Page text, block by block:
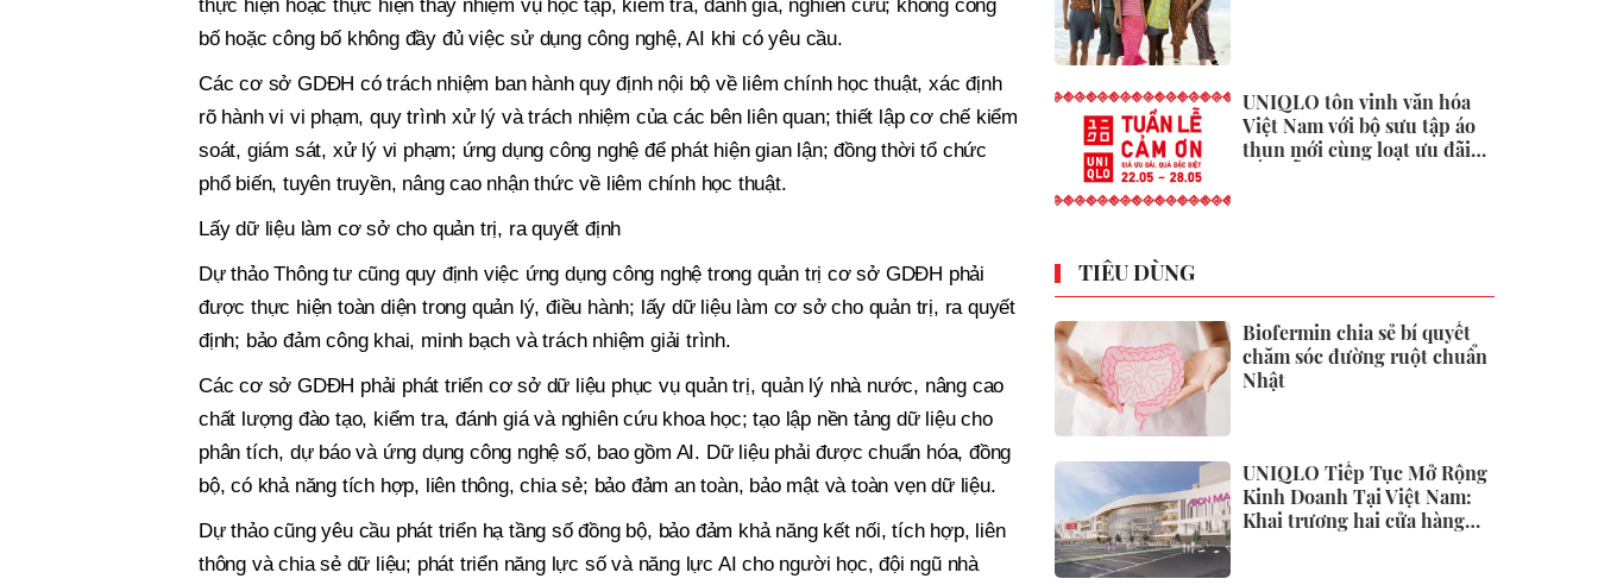
thực hiện hoặc thực hiện thay nhiệm vụ học tập, kiểm tra, đánh giá, nghiên cứu; không công
bố hoặc công bố không đầy đủ việc sử dụng công nghệ, AI khi có yêu cầu.
Các cơ sở GDĐH có trách nhiệm ban hành quy định nội bộ về liêm chính học thuật, xác định
rõ hành vi vi phạm, quy trình xử lý và trách nhiệm của các bên liên quan; thiết lập cơ chế kiểm
soát, giám sát, xử lý vi phạm; ứng dụng công nghệ để phát hiện gian lận; đồng thời tổ chức
phổ biến, tuyên truyền, nâng cao nhận thức về liêm chính học thuật.
Lấy dữ liệu làm cơ sở cho quản trị, ra quyết định
Dự thảo Thông tư cũng quy định việc ứng dụng công nghệ trong quản trị cơ sở GDĐH phải
được thực hiện toàn diện trong quản lý, điều hành; lấy dữ liệu làm cơ sở cho quản trị, ra quyết
định; bảo đảm công khai, minh bạch và trách nhiệm giải trình.
Các cơ sở GDĐH phải phát triển cơ sở dữ liệu phục vụ quản trị, quản lý nhà nước, nâng cao
chất lượng đào tạo, kiểm tra, đánh giá và nghiên cứu khoa học; tạo lập nền tảng dữ liệu cho
phân tích, dự báo và ứng dụng công nghệ số, bao gồm AI. Dữ liệu phải được chuẩn hóa, đồng
bộ, có khả năng tích hợp, liên thông, chia sẻ; bảo đảm an toàn, bảo mật và toàn vẹn dữ liệu.
Dự thảo cũng yêu cầu phát triển hạ tầng số đồng bộ, bảo đảm khả năng kết nối, tích hợp, liên
thông và chia sẻ dữ liệu; phát triển năng lực số và năng lực AI cho người học, đội ngũ nhà
UNIQLO tôn vinh văn hóa
Việt Nam với bộ sưu tập áo
thun mới cùng loạt ưu đãi
TIÊU DÙNG
Biofermin chia sẻ bí quyết
chăm sóc đường ruột chuẩn
Nhật
UNIQLO Tiếp Tục Mở Rộng
Kinh Doanh Tại Việt Nam:
Khai trương hai cửa hàng